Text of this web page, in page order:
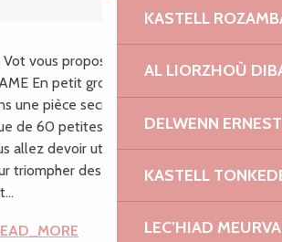
KASTELL
AL LIORZHOÙ
DELWENN
KASTELL
LEC’HIAD
Vot vous propose deux jeux immersifs
En petit groupe, retenus
une pièce secrète du château, vous
de 60 petites minutes pour vous
allez devoir utiliser toute votre
triompher des énigmes qui